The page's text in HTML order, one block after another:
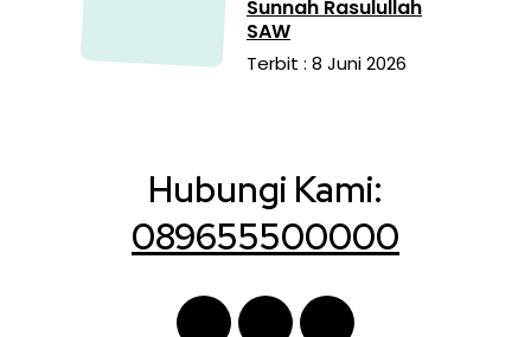
Sunnah Rasulullah
SAW
Terbit : 8 Juni 2026
Hubungi Kami:
089655500000